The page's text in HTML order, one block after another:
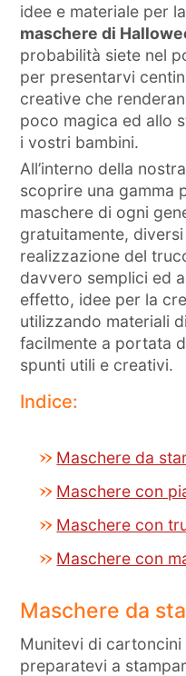
idee e materiale per
maschere di
probabilità siete nel
per presentarvi
creative che
poco magica ed allo
i vostri bambini.
All’interno della
scoprire una gamma
maschere di ogni
gratuitamente,
realizzazione del
davvero semplici ed
effetto, idee per la
utilizzando materiali
facilmente a portata
spunti utili e creativi.
Indice:
Maschere da
Maschere con
Maschere con
Maschere con
Maschere da
Munitevi di
preparatevi a